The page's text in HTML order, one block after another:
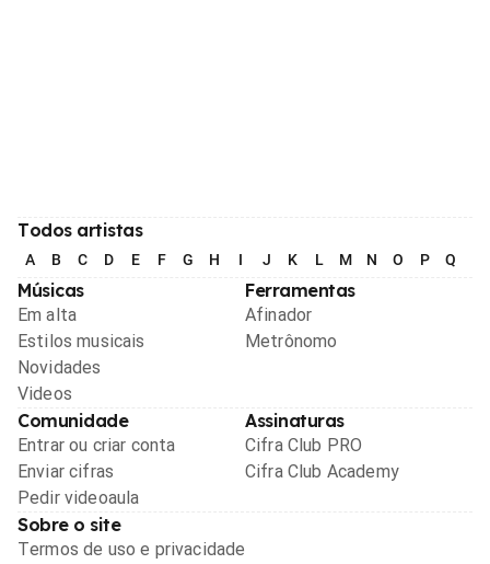
Todos artistas
A B C D E F G H I J K L M N O P Q
Músicas
Em alta
Estilos musicais
Novidades
Videos
Ferramentas
Afinador
Metrônomo
Comunidade
Entrar ou criar conta
Enviar cifras
Pedir videoaula
Assinaturas
Cifra Club PRO
Cifra Club Academy
Sobre o site
Termos de uso e privacidade